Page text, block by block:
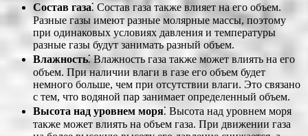
Состав газа⁚ Состав газа также влияет на его объем.
Разные газы имеют разные молярные массы, поэтому
при одинаковых условиях давления и температуры
разные газы будут занимать разный объем.
Влажность⁚ Влажность газа также может влиять на его
объем. При наличии влаги в газе его объем будет
немного больше, чем при отсутствии влаги. Это связано
с тем, что водяной пар занимает определенный объем.
Высота над уровнем моря⁚ Высота над уровнем моря
также может влиять на объем газа. При движении газа